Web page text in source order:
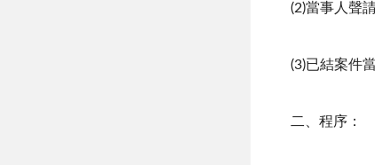
(2)當事人聲
(3)已結案件
二、程序：